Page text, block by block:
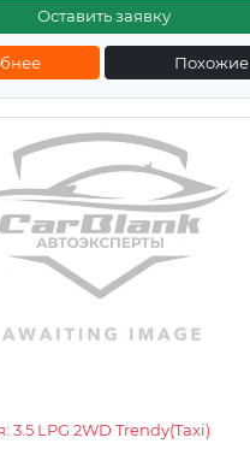
Оставить заявку
Похожие
3.5 LPG 2WD Trendy(Taxi)